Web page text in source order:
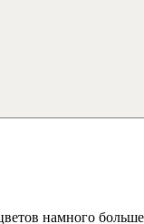
намного